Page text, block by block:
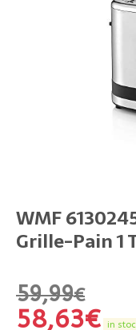
WMF
Grille-Pain 1
59,99€
58,63€ in